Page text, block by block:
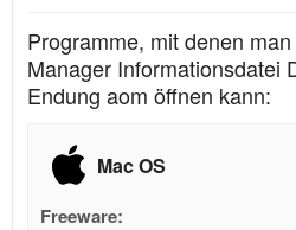
Programme, mit denen
Manager Informationsdatei
Endung aom öffnen kann:
Mac OS
Freeware: